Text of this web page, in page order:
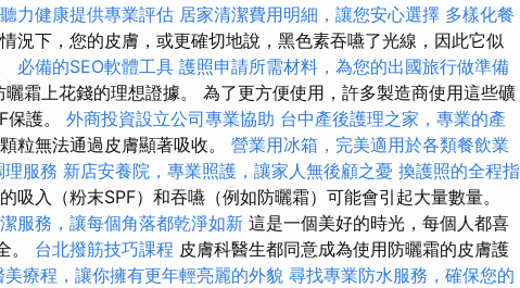
力健康提供專業評估 居家清潔費用明細，讓您安心選擇 多樣化餐
況下，您的皮膚，或更確切地說，黑色素吞嚥了光線，因此它似
必備的SEO軟體工具 護照申請所需材料，為您的出國旅行做準備
霜上花錢的理想證據。 為了更方便使用，許多製造商使用這些礦
護。 外商投資設立公司專業協助 台中產後護理之家，專業的產
粒無法通過皮膚顯著吸收。 營業用冰箱，完美適用於各類餐飲業
理服務 新店安養院，專業照護，讓家人無後顧之憂 換護照的全程指
吸入（粉末SPF）和吞嚥（例如防曬霜）可能會引起大量數量。
服務，讓每個角落都乾淨如新 這是一個美好的時光，每個人都喜
。 台北撥筋技巧課程 皮膚科醫生都同意成為使用防曬霜的皮膚護
美療程，讓你擁有更年輕亮麗的外貌 尋找專業防水服務，確保您的